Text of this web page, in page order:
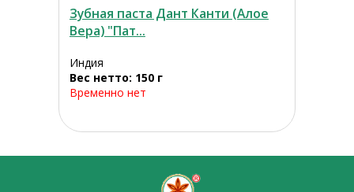
Зубная паста Дант Канти (Алое
Вера) "Пат...
Индия
Вес нетто: 150 г
Временно нет